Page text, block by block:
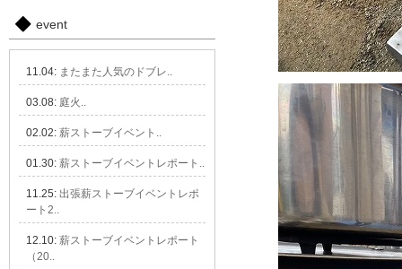
event
11.04: またまた人気のドブレ..
03.08: 庭火..
02.02: 薪ストーブイベント..
01.30: 薪ストーブイベントレポート..
11.25: 出張薪ストーブイベントレポ
ート2..
12.10: 薪ストーブイベントレポート
（20..